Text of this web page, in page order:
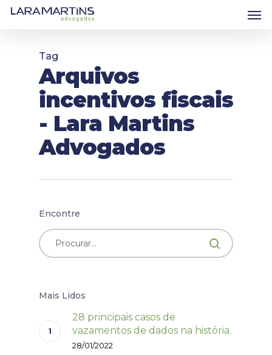
Skip
Tag
Arquivos
incentivos fiscais
- Lara Martins
Advogados
Encontre
Mais Lidos
28 principais casos de
vazamentos de dados na história.
28/01/2022